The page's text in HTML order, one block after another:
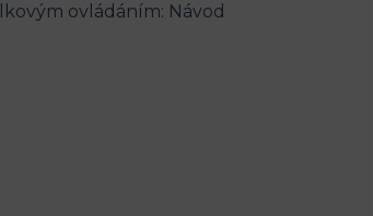
ovládáním: Návod